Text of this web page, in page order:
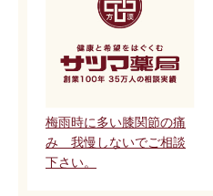
梅雨時に多い膝関節の痛
み 我慢しないでご相談
下さい。